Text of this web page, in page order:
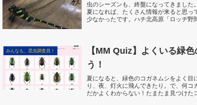
虫のシーズンも、終盤になってきました
夏になれば、たくさん情報が来ると思
少なかったです。ハチ北高原「ロッヂ野
みんなも、昆虫調査員！
【MM Quiz】よくいる緑
う！
夏になると、緑色のコガネムシをよく
り、夜、灯火に飛んできたり。で、何
だかよくわからない！たまたま見つけた